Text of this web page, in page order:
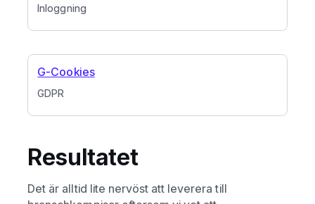
Inloggning
GDPR
G-Cookies
Resultatet
Det är alltid lite nervöst att leverera till